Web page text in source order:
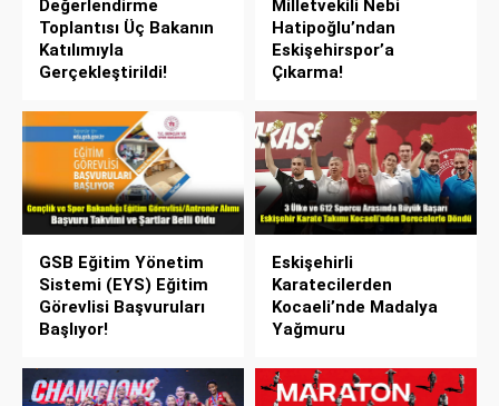
Değerlendirme
Toplantısı Üç Bakanın
Katılımıyla
Gerçekleştirildi!
Milletvekili Nebi
Hatipoğlu’ndan
Eskişehirspor’a
Çıkarma!
GSB Eğitim Yönetim
Sistemi (EYS) Eğitim
Görevlisi Başvuruları
Başlıyor!
Eskişehirli
Karatecilerden
Kocaeli’nde Madalya
Yağmuru